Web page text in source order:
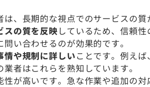
、長期的な視点でのサービスの質
スの質を反映しているため、信頼性
い合わせるのが効果的です。
情や規制に詳しい ことです。例え
者はこれらを熟知しています。
が高いです。急な作業や追加の